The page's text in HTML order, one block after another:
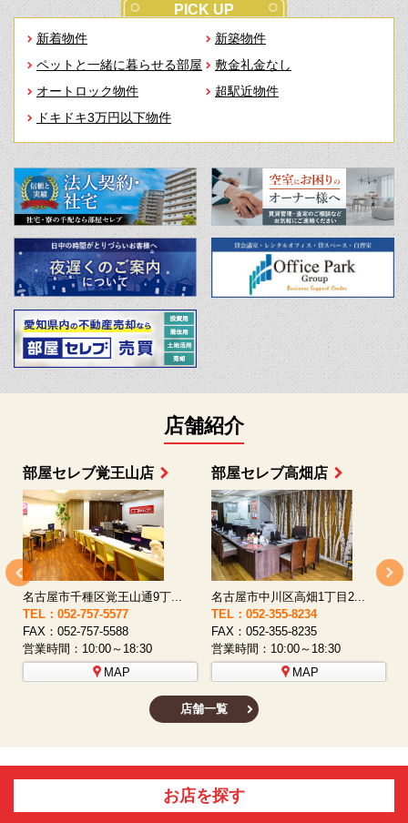
PICK UP
新着物件
新築物件
ペットと一緒に暮らせる部屋
敷金礼金なし
オートロック物件
超駅近物件
ドキドキ3万円以下物件
店舗紹介
部屋セレブ上小田井店
名古屋市西区八筋町277 ...
TEL：052-508-5933
FAX：052-508-5930
営業時間：10:00～18:30
MAP
部屋セレブ中村店
名古屋市中村区太閤通9-1...
TEL：052-481-0853
FAX：052-481-3587
営業時間：10:00～18:30
MAP
店舗一覧
お店を探す